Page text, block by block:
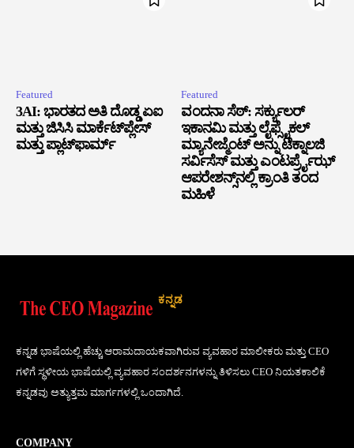
Featured
3AI: ಭಾರತದ ಅತಿ ದೊಡ್ಡ ಏಐ
ಮತ್ತು ಜಿಸಿಸಿ ಮಾರ್ಕೆಟ್‌ಪ್ಲೇಸ್
ಮತ್ತು ಪ್ಲಾಟ್‌ಫಾರ್ಮ್
Featured
ವಂದನಾ ಸೆಠ್: ಸರ್ಕ್ಯುಲರ್
ಇಕಾನಮಿ ಮತ್ತು ಲೈಫ್ಸೈಕಲ್
ಮ್ಯಾನೇಜ್ಮೆಂಟ್ ಅನ್ನು ಟೆಕ್ನಾಲಜಿ
ಸರ್ವಿಸೆಸ್ ಮತ್ತು ಎಂಟರ್ಪ್ರೈಝ್
ಆಪರೇಶನ್ಸ್‌ನಲ್ಲಿ ಕ್ರಾಂತಿ ತಂದ
ಮಹಿಳೆ
ಕನ್ನಡ
ಕನ್ನಡ ಭಾಷೆಯಲ್ಲಿ ಹೆಚ್ಚು ಆರಾಮದಾಯಕವಾಗಿರುವ ವ್ಯವಹಾರ ಮಾಲೀಕರು ಮತ್ತು CEO
ಗಳಿಗೆ ಸ್ಥಳೀಯ ಭಾಷೆಯಲ್ಲಿ ವ್ಯವಹಾರ ಸಂದರ್ಶನಗಳನ್ನು ತಿಳಿಸಲು CEO ನಿಯತಕಾಲಿಕೆ
ಕನ್ನಡವು ಅತ್ಯುತ್ತಮ ಮಾರ್ಗಗಳಲ್ಲಿ ಒಂದಾಗಿದೆ.
COMPANY